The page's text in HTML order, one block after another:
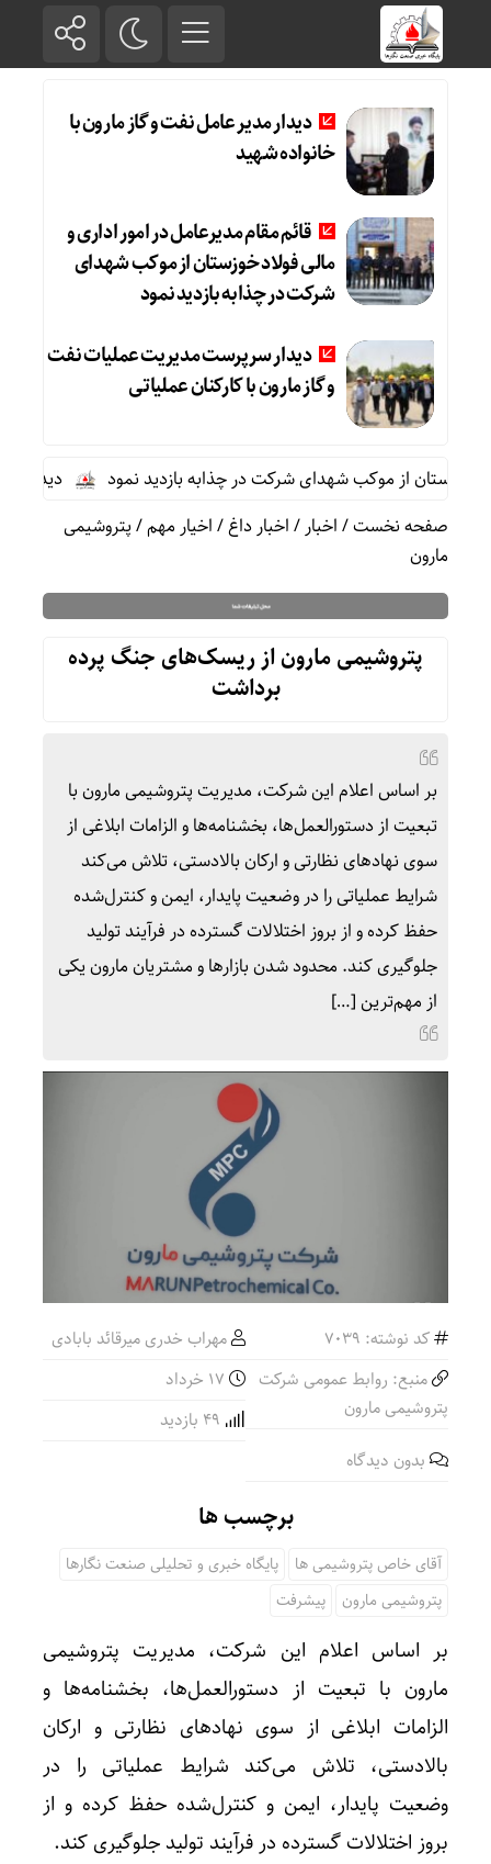
دیدار مدیر عامل نفت و گاز مارون با
خانواده شهید
قائم مقام مدیرعامل در امور اداری و
مالی فولاد خوزستان از موکب شهدای
شرکت در چذابه بازدید نمود
دیدار سرپرست مدیریت عملیات نفت
و گاز مارون با کارکنان عملیاتی
از موکب شهدای شرکت در چذابه بازدید نمود
دیدار
صفحه نخست/اخبار/اخبار داغ/اخیار مهم/پتروشیمی
مارون
پتروشیمی مارون از ریسک‌های جنگ پرده
برداشت
بر اساس اعلام این شرکت، مدیریت پتروشیمی مارون با
تبعیت از دستورالعمل‌ها، بخشنامه‌ها و الزامات ابلاغی از
سوی نهادهای نظارتی و ارکان بالادستی، تلاش می‌کند
شرایط عملیاتی را در وضعیت پایدار، ایمن و کنترل‌شده
حفظ کرده و از بروز اختلالات گسترده در فرآیند تولید
جلوگیری کند. محدود شدن بازارها و مشتریان مارون یکی
از مهم‌ترین […]
کد نوشته: 7039
مهراب خدری میرقائد بابادی
منبع: روابط عمومی شرکت
پتروشیمی مارون
بدون دیدگاه
برچسب ها
آقای خاص پتروشیمی ها
پایگاه خبری و تحلیلی صنعت نگارها
پتروشیمی مارون
پیشرفت
بر اساس اعلام این شرکت، مدیریت پتروشیمی
مارون با تبعیت از دستورالعمل‌ها، بخشنامه‌ها و
الزامات ابلاغی از سوی نهادهای نظارتی و ارکان
بالادستی، تلاش می‌کند شرایط عملیاتی را در
وضعیت پایدار، ایمن و کنترل‌شده حفظ کرده و از
بروز اختلالات گسترده در فرآیند تولید جلوگیری کند.